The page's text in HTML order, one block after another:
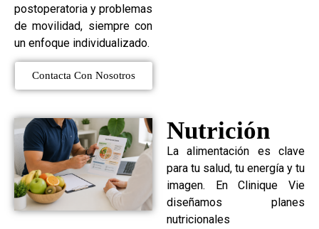
postoperatoria y problemas
de movilidad, siempre con
un enfoque individualizado.
Contacta Con Nosotros
Nutrición
La alimentación es clave
para tu salud, tu energía y tu
imagen. En Clinique Vie
diseñamos planes
nutricionales